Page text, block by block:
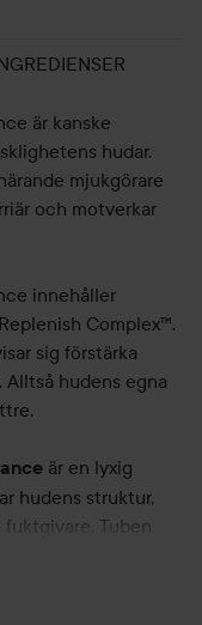
är kanske
hudar.
mjukgörare
och motverkar
innehåller
Complex™.
sig förstärka
Alltså hudens egna
är en lyxig
hudens struktur,
Tuben
huden mot